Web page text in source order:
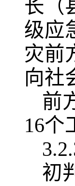
长（
级应
灾前
向社
前
16个
初